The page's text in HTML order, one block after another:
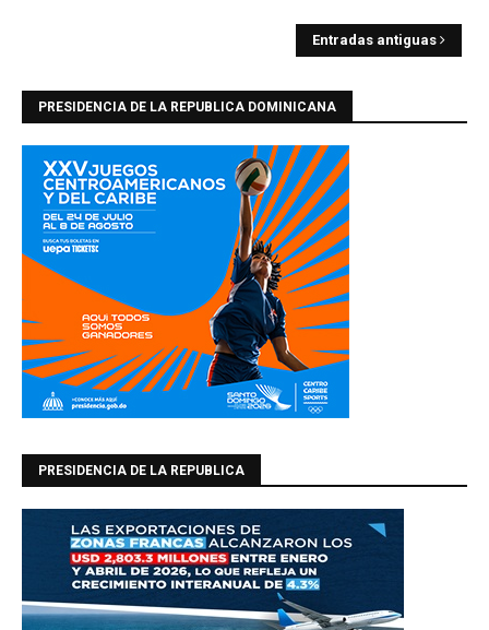
Entradas antiguas
PRESIDENCIA DE LA REPUBLICA DOMINICANA
PRESIDENCIA DE LA REPUBLICA